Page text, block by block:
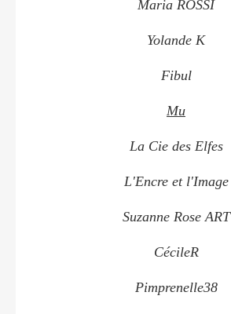
Maria ROSSI
Yolande K
Fibul
Mu
La Cie des Elfes
L'Encre et l'Image
Suzanne Rose ART
CécileR
Pimprenelle38